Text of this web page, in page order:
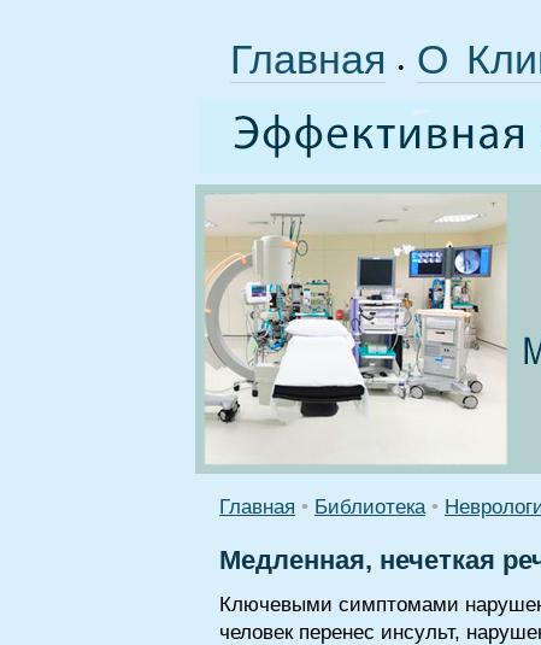
Главная • О
Главная • Библиотека •
Медленная, нечеткая
Ключевыми симптомами
человек перенес инсульт,